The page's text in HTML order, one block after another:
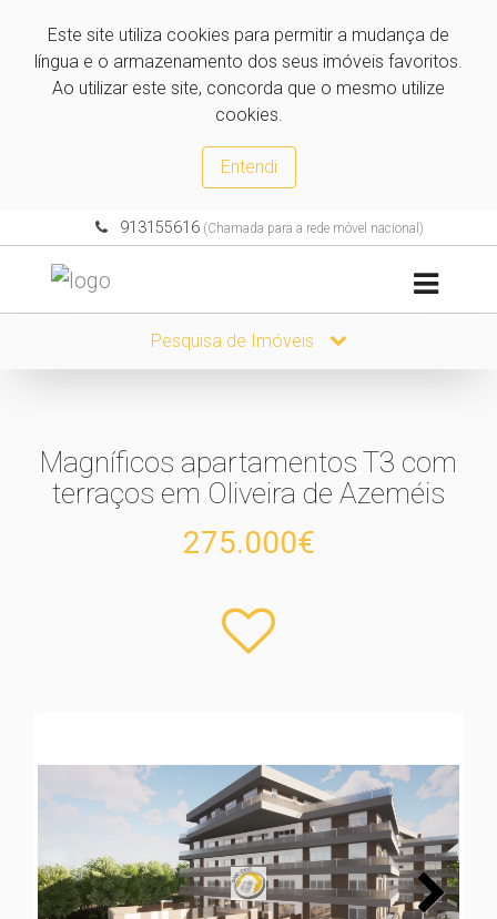
Este site utiliza cookies para permitir a mudança de
língua e o armazenamento dos seus imóveis favoritos.
Ao utilizar este site, concorda que o mesmo utilize
cookies.
Entendi
913155616 (Chamada para a rede móvel nacional)
Pesquisa de Imóveis
Magníficos apartamentos T3 com
terraços em Oliveira de Azeméis
275.000€